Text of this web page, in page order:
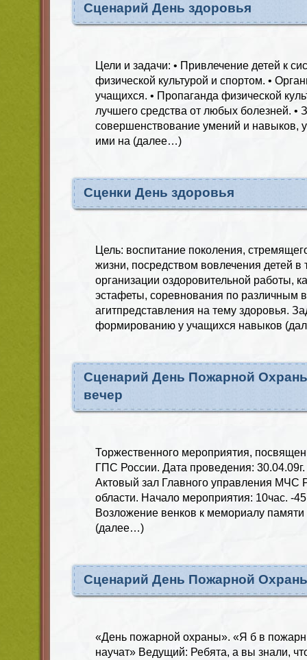
Сценарий День здоровья
Цели и задачи: • Привлечение детей к
физической культурой и спортом. •
учащихся. • Пропаганда физической
лучшего средства от любых болезней. •
совершенствование умений и навыков,
ими на (далее…)
Сценки День здоровья
Цель: воспитание поколения,
жизни, посредством вовлечения детей
организации оздоровительной работы,
эстафеты, соревнования по различным
агитпредставления на тему здоровья.
формированию у учащихся навыков
Сценарий День Пожарной
вечер
Торжественного мероприятия,
ГПС России. Дата проведения:
Актовый зал Главного управления МЧС
области. Начало мероприятия: 10час. -
Возложение венков к мемориалу
(далее…)
Сценарий День Пожарной
«День пожарной охраны». «Я б в
научат» Ведущий: Ребята, а вы знали,